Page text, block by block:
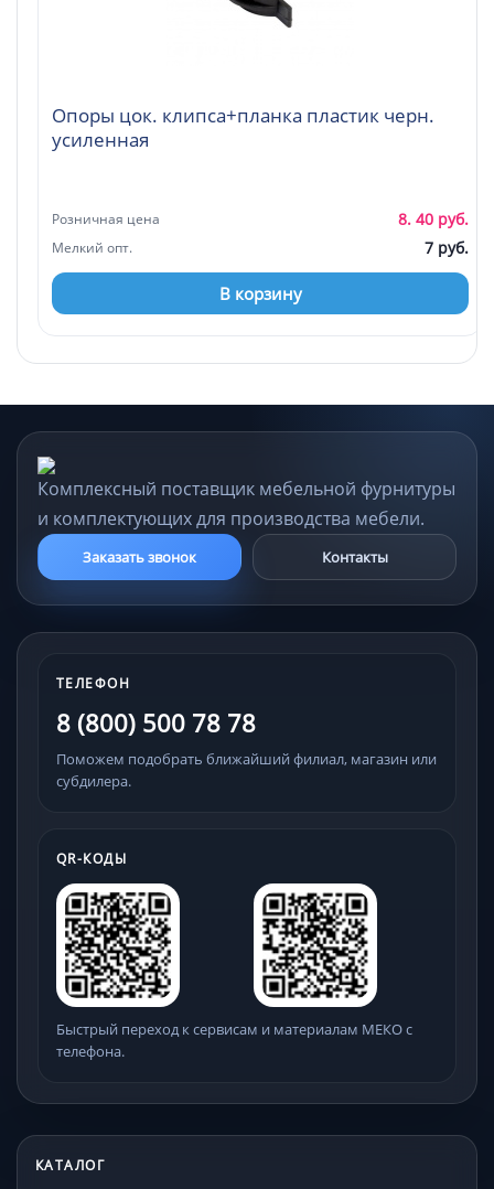
Опоры цок. клипса+планка пластик черн.
усиленная
Розничная цена 8. 40 руб.
Мелкий опт. 7 руб.
В корзину
Комплексный поставщик мебельной фурнитуры
и комплектующих для производства мебели.
Заказать звонок Контакты
ТЕЛЕФОН
8 (800) 500 78 78
Поможем подобрать ближайший филиал, магазин или
субдилера.
QR-КОДЫ
Быстрый переход к сервисам и материалам МЕКО с
телефона.
КАТАЛОГ